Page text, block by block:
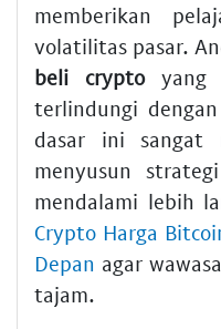
memberikan
volatilitas pasar.
beli cryptoyang
terlindungi
dasar ini sangat
menyusun
mendalami lebih
Crypto Harga
Depan agar
tajam.